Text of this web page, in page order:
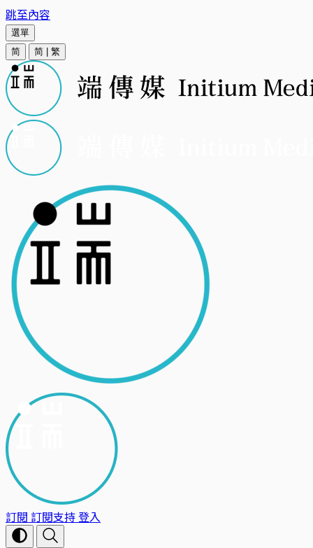
跳至內容
選單
简
简 繁
訂閱 訂閱支持登入